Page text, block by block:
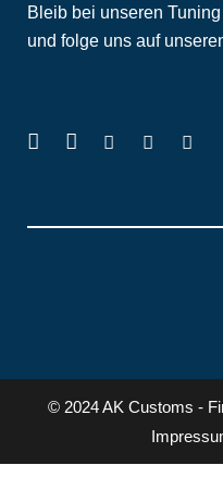
Bleib bei unseren
und folge uns auf
© 2024 AK Customs -